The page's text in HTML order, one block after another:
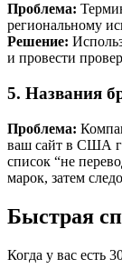
Проблема:
региональному
Решение:
и провести
5. Названия
Проблема:
ваш сайт в США
список “не
марок, затем
Быстрая
Когда у вас есть